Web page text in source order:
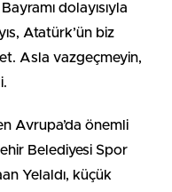
dolayısıyla
Atatürk’ün biz
Asla vazgeçmeyin,
Avrupa’da önemli
Belediyesi Spor
Yelaldı, küçük